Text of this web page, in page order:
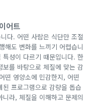
어트
다. 어떤 사람은 식단만 조절
해도 변화를 느끼기 어렵습니
성이 다르기 때문입니다. 한
를 바탕으로 체질에 맞는 감
떤 영양소에 민감한지, 어떤
프로그램으로 감량을 돕습
라, 체질을 이해하고 문제의